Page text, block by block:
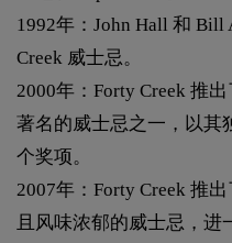
1992年：John Hall 和 Bill
Creek 威士忌。
2000年：Forty Creek 推
著名的威士忌之一，以其
个奖项。
2007年：Forty Creek 推
且风味浓郁的威士忌，进